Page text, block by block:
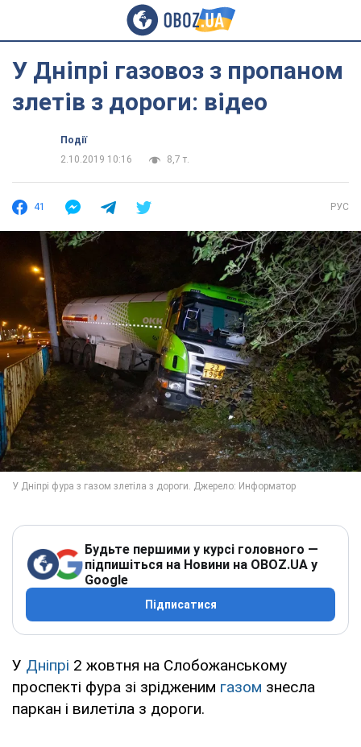
У Дніпрі газовоз з пропаном
злетів з дороги: відео
Події
2.10.2019 10:16
8,7 т.
41 РУС
Будьте першими у курсі головного —
підпишіться на Новини на OBOZ.UA у
Google
Підписатися
У Дніпрі 2 жовтня на Слобожанському
проспекті фура зі зрідженим газом знесла
паркан і вилетіла з дороги.